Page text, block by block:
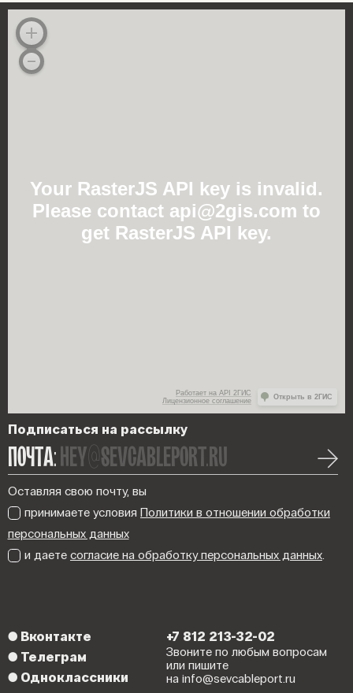
Подписаться на рассылку
ПОЧТА:hey@sevcableport.ru
Оставляя свою почту, вы
принимаете условия Политики в отношении обработки
персональных данных
и даете согласие на обработку персональных данных.
●Вконтакте
●Телеграм
●Одноклассники
+7 812 213-32-02
Звоните по любым вопросам
или пишите
на info@sevcableport.ru
Работает на API 2ГИС
Лицензионное соглашение
Открыть в 2ГИС
Your RasterJS API key is invalid.
Please contact api@2gis.com to
get RasterJS API key.